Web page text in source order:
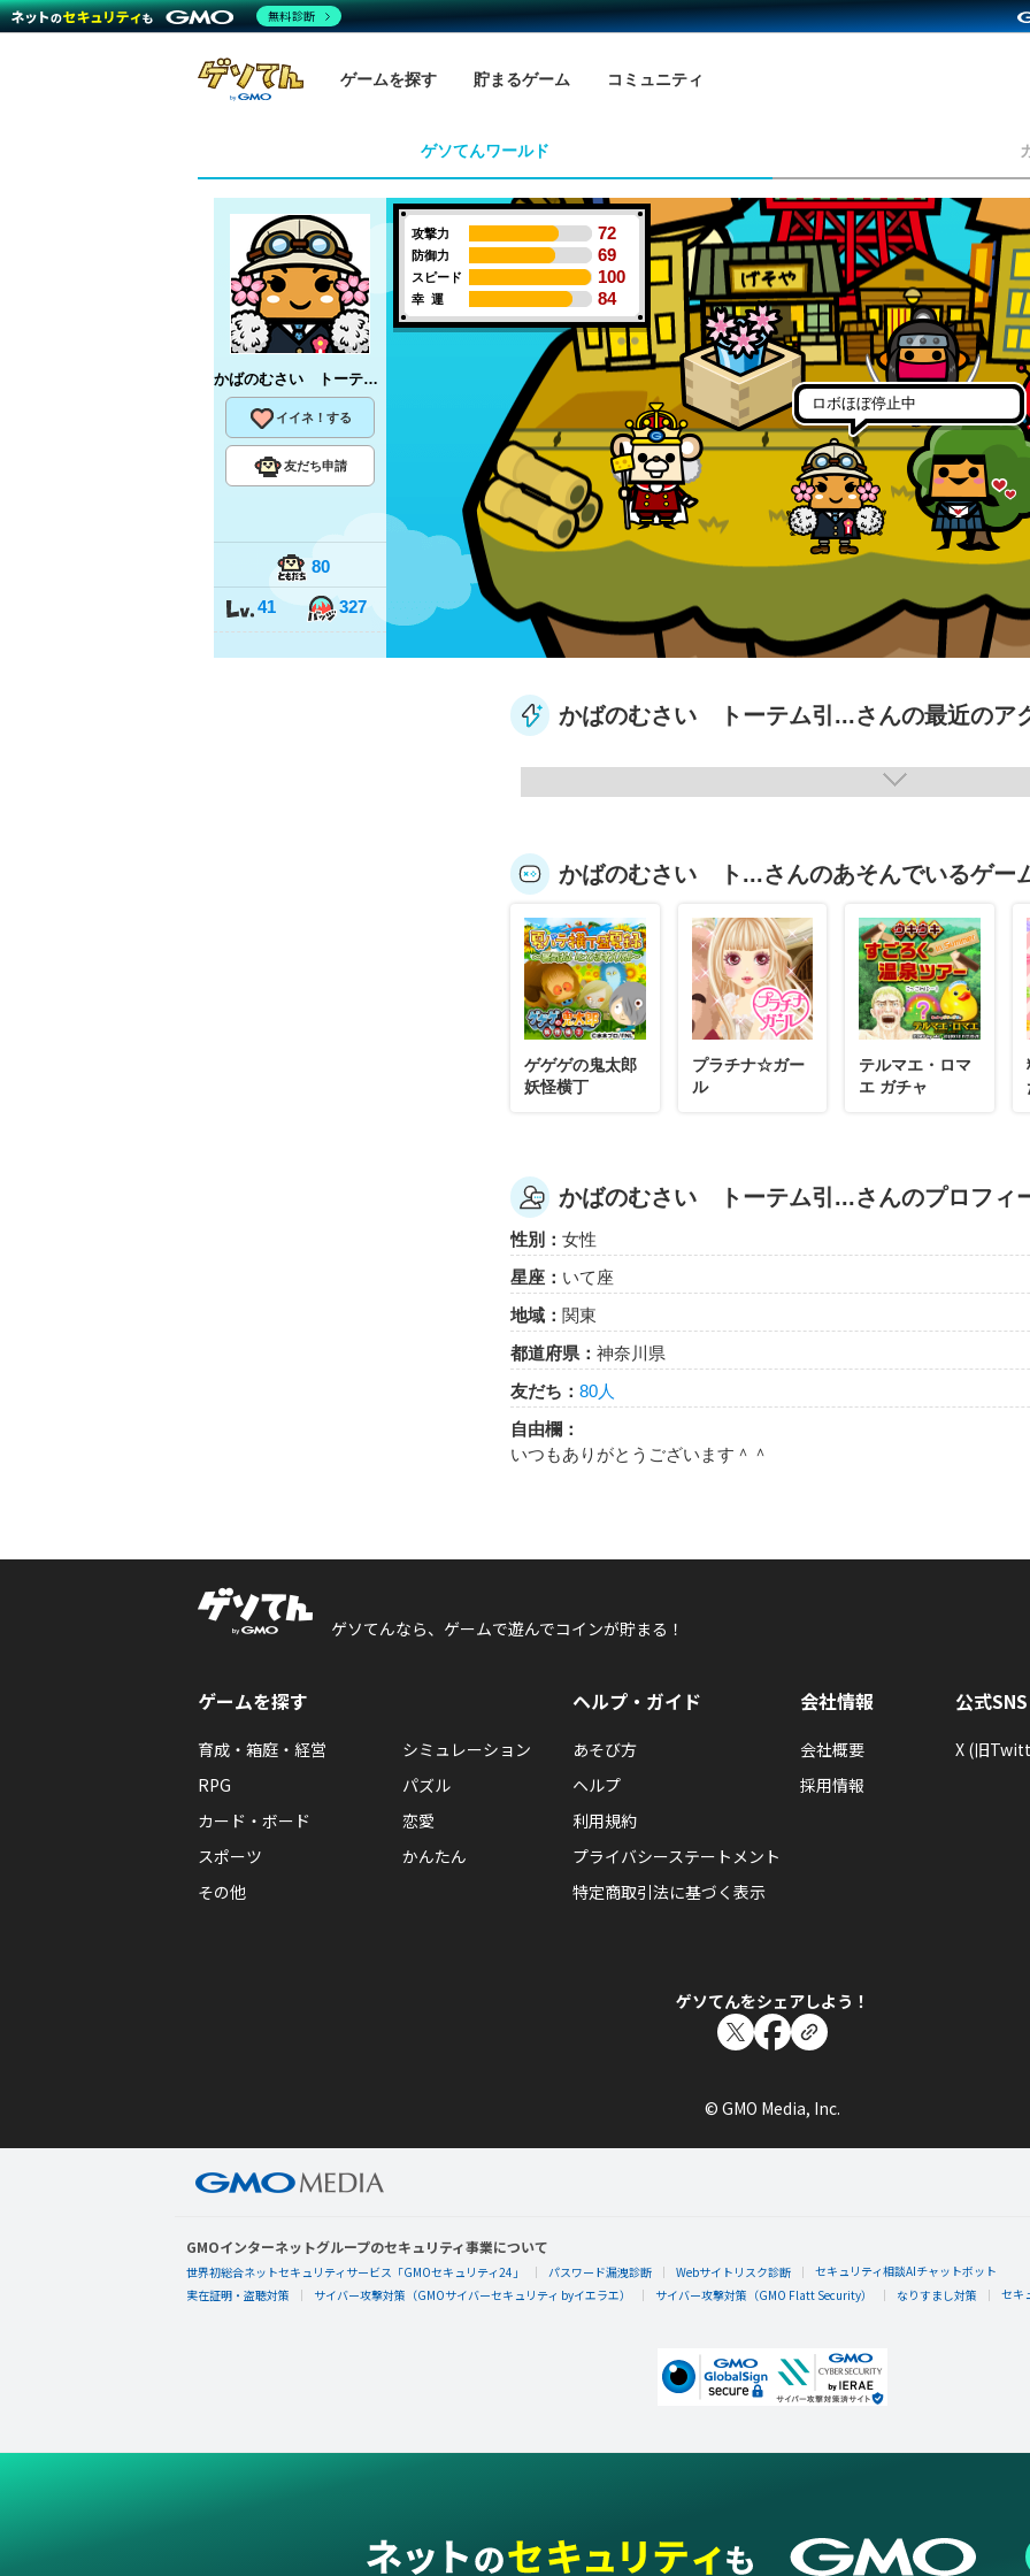
ゲームを探す 貯まるゲーム コミュニティ
ゲソてんワールド
かばのむさい トーテム引退
イイネ！する
友だち申請
80
41 327
攻撃力 72
防御力 69
スピード 100
幸 運 84
ロボほぼ停止中
かばのむさい トーテム引...さんの最近のア
かばのむさい ト...さんのあそんでいるゲー
ゲゲゲの鬼太郎
妖怪横丁
プラチナ☆ガー
ル
テルマエ・ロマ
エ ガチャ
かばのむさい トーテム引...さんのプロフィ
性別： 女性
星座： いて座
地域： 関東
都道府県： 神奈川県
友だち： 80人
自由欄：
いつもありがとうございます＾＾
ゲソてんなら、ゲームで遊んでコインが貯まる！
ゲームを探す
育成・箱庭・経営
シミュレーション
RPG
パズル
カード・ボード
恋愛
スポーツ
かんたん
その他
ヘルプ・ガイド
あそび方
ヘルプ
利用規約
プライバシーステートメント
特定商取引法に基づく表示
会社情報
会社概要
採用情報
公式SNS
X (旧
ゲソてんをシェアしよう！
© GMO Media, Inc.
GMOインターネットグループのセキュリティ事業について
世界初総合ネットセキュリティサービス「GMOセキュリティ24」 パスワード漏洩診断 Webサイトリスク診断
セキュリティ相談AIチャットボット
実在証明・盗聴対策
サイバー攻撃対策（GMOサイバーセキュリティ byイエラエ） サイバー攻撃対策（GMO Flatt Security） なりすまし対策 セキ
無料診断